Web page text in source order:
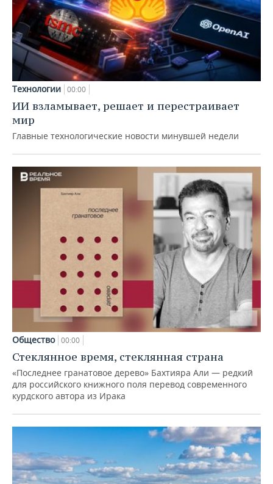
Технологии 00:00
ИИ взламывает, решает и перестраивает
мир
Главные технологические новости минувшей недели
Общество 00:00
Стеклянное время, стеклянная страна
«Последнее гранатовое дерево» Бахтияра Али — редкий
для российского книжного поля перевод современного
курдского автора из Ирака